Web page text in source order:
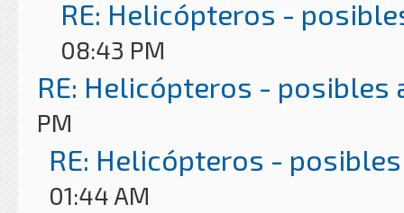
RE: Helicópteros -
08:43 PM
RE: Helicópteros - posibles
PM
RE: Helicópteros -
01:44 AM